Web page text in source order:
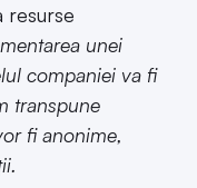
resurse
unei
companiei va fi
transpune
fi anonime,